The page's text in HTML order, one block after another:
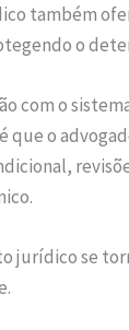
também
o
com o
o
jurídico se